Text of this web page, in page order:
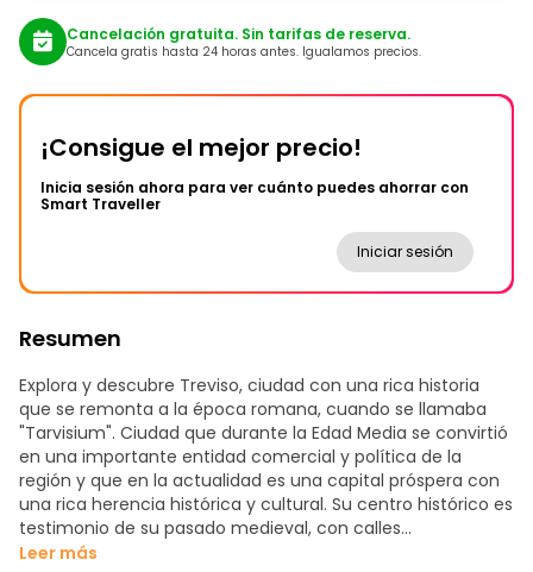
Cancelación gratuita. Sin tarifas de reserva.
Cancela gratis hasta 24 horas antes. Igualamos precios.
¡Consigue el mejor precio!
Inicia sesión ahora para ver cuánto puedes ahorrar con
Smart Traveller
Iniciar sesión
Resumen
Explora y descubre Treviso, ciudad con una rica historia
que se remonta a la época romana, cuando se llamaba
"Tarvisium". Ciudad que durante la Edad Media se convirtió
en una importante entidad comercial y política de la
región y que en la actualidad es una capital próspera con
una rica herencia histórica y cultural. Su centro histórico es
testimonio de su pasado medieval, con calles
adoquinadas, puentes y canales.
Leer más